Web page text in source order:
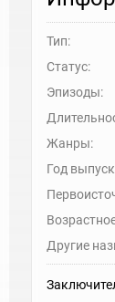
Тип:
Статус:
Эпизоды:
Жанры:
Год
Другие